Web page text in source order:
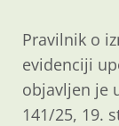
Pravilnik o
evidenciji
objavljen je
141/25, 19.